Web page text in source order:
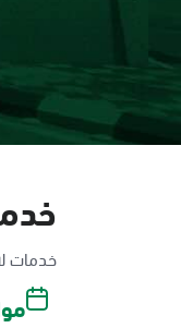
خدمات